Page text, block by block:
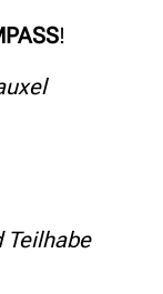
!
Teilhabe